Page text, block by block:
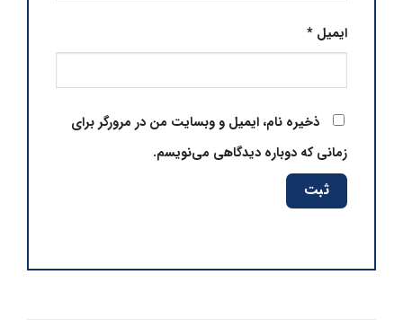
ایمیل*
ذخیره نام، ایمیل و وبسایت من در مرورگر برای
زمانی که دوباره دیدگاهی می‌نویسم.